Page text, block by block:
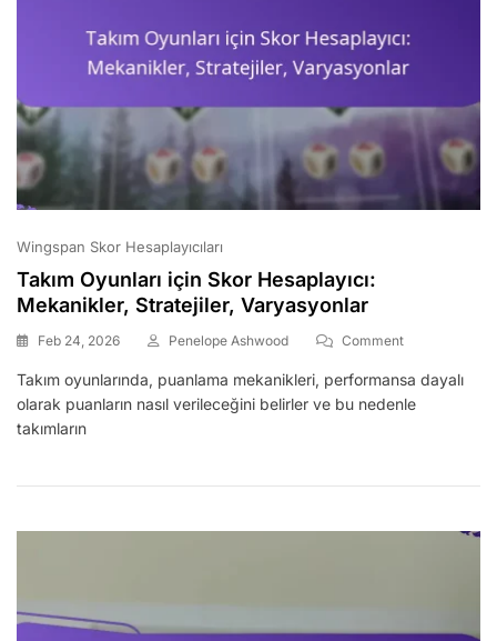
Wingspan Skor Hesaplayıcıları
Takım Oyunları için Skor Hesaplayıcı:
Mekanikler, Stratejiler, Varyasyonlar
Feb 24, 2026 Penelope Ashwood CommentOn
Oyunları
Için
Stratejiler,
Takım oyunlarında, puanlama mekanikleri, performansa dayalı
olarak puanların nasıl verileceğini belirler ve bu nedenle
takımların